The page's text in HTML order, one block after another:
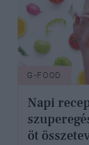
G-FOOD
Napi
öt